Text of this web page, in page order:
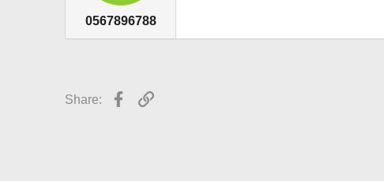
e
0567896788
Share: Facebook
Link